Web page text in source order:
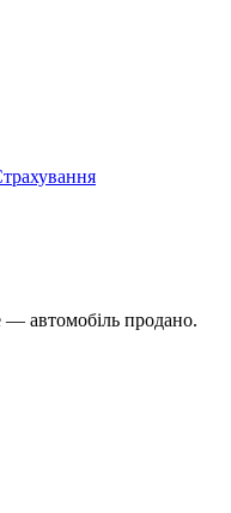
— автомобіль продано.